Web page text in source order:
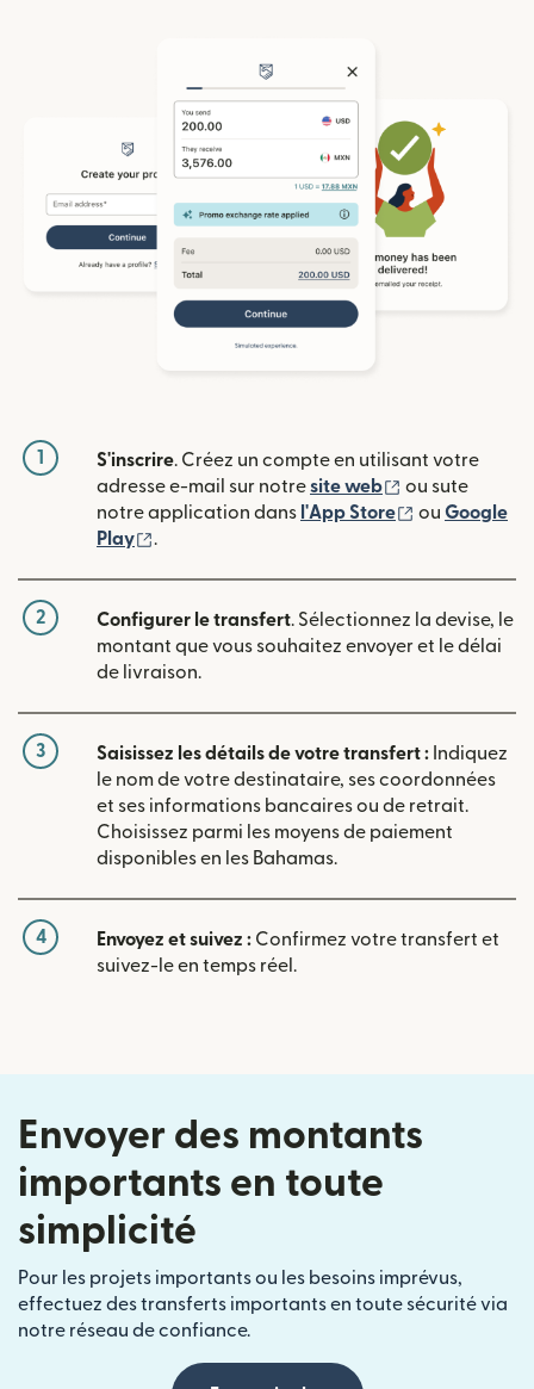
1 S'inscrire. Créez un compte en utilisant votre
adresse e-mail sur notresite web (s'ouvre dans
ou sute
notre application dans l'App Store (s'ouvre
ou Google
Play
.
2 Configurer le transfert. Sélectionnez la devise, le
montant que vous souhaitez envoyer et le délai
de livraison.
3 Saisissez les détails de votre transfert : Indiquez
le nom de votre destinataire, ses coordonnées
et ses informations bancaires ou de retrait.
Choisissez parmi les moyens de paiement
disponibles en les Bahamas.
4 Envoyez et suivez : Confirmez votre transfert et
suivez-le en temps réel.
Envoyer des montants
importants en toute
simplicité
Pour les projets importants ou les besoins imprévus,
effectuez des transferts importants en toute sécurité via
notre réseau de confiance.